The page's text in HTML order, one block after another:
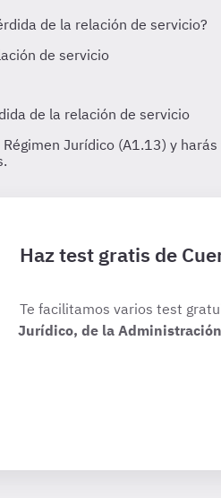
Haz test gratis de
Te facilitamos varios test
Jurídico, de la